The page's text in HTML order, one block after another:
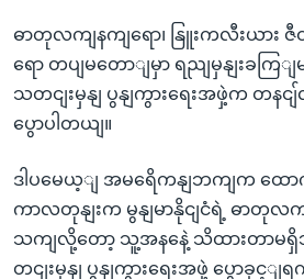
ဓာတုလကျနကျရော၊ နြူးကလီးယား
ရော တပျမတောျမှာ ရညျမှနျးခက
သတငျးမှနျ ပွနျကွားရေးအဖှဲ့က တန
ပွောပါတယျ။
ဒါပမေယ့ျ အမရေိကနျဘကျက ထော
ကာလတုနျးက မွနျမာနိုငျငံရဲ့ ဓာတုလ
သကျလို့တော့ သူ့အနနေဲ့ သိထားတာမ
တငျးမှနျ ပွနျကွားရေးအဖှဲ့ ပွောခှင့ျ